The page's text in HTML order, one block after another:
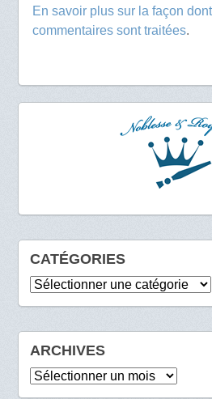
En savoir plus sur la façon
commentaires sont traitées.
CATÉGORIES
Catégories
ARCHIVES
Archives